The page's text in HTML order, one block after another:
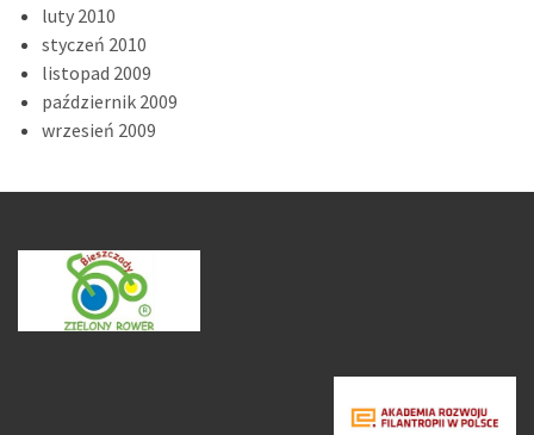
luty 2010
styczeń 2010
listopad 2009
październik 2009
wrzesień 2009